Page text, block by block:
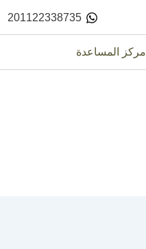
201122338735
مركز المساعدة